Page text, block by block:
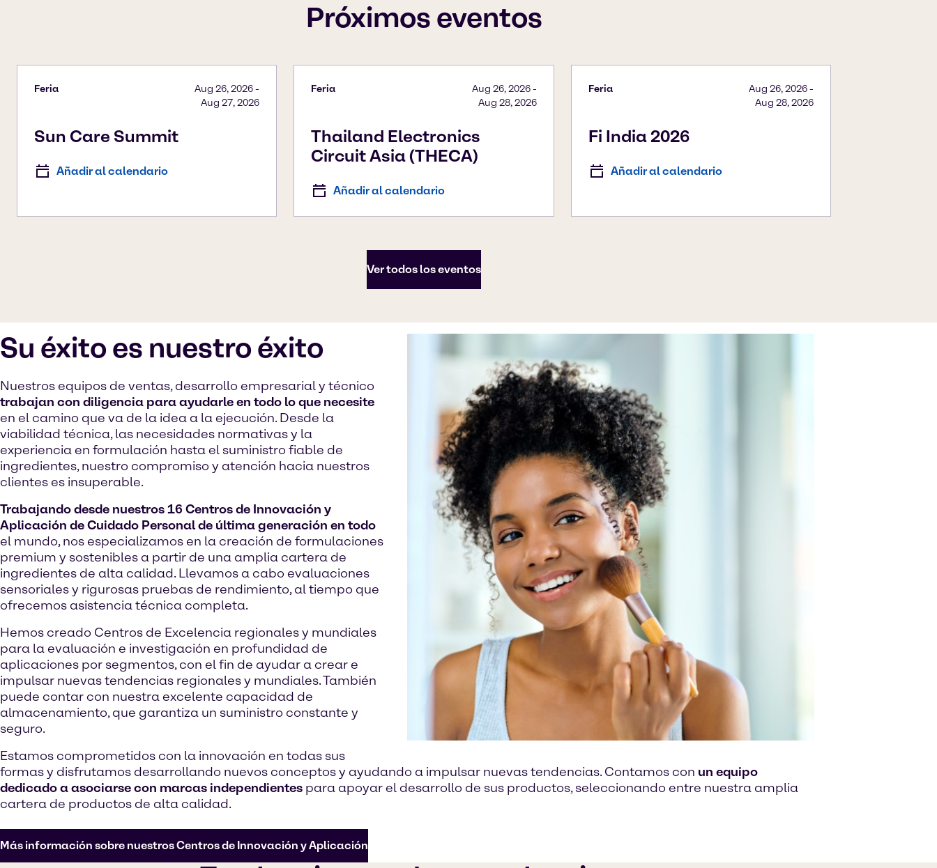
Próximos eventos
Feria
Sun Care Summit
Aug 26, 2026-
Aug 27, 2026
Añadir al calendario
Feria
Thailand Electronics
Circuit Asia (THECA)
Aug 26, 2026-
Aug 28, 2026
Añadir al calendario
Feria
Fi India 2026
Aug 26, 2026-
Aug 28, 2026
Añadir al calendario
Ver todos los eventos
Su éxito es nuestro éxito
Nuestros equipos de ventas, desarrollo empresarial y técnico
trabajan con diligencia para ayudarle en todo lo que necesite
en el camino que va de la idea a la ejecución. Desde la
viabilidad técnica, las necesidades normativas y la
experiencia en formulación hasta el suministro fiable de
ingredientes, nuestro compromiso y atención hacia nuestros
clientes es insuperable.
Trabajando desde nuestros 16 Centros de Innovación y
Aplicación de Cuidado Personal de última generación en todo
el mundo, nos especializamos en la creación de formulaciones
premium y sostenibles a partir de una amplia cartera de
ingredientes de alta calidad. Llevamos a cabo evaluaciones
sensoriales y rigurosas pruebas de rendimiento, al tiempo que
ofrecemos asistencia técnica completa.
Hemos creado Centros de Excelencia regionales y mundiales
para la evaluación e investigación en profundidad de
aplicaciones por segmentos, con el fin de ayudar a crear e
impulsar nuevas tendencias regionales y mundiales. También
puede contar con nuestra excelente capacidad de
almacenamiento, que garantiza un suministro constante y
seguro.
Estamos comprometidos con la innovación en todas sus
formas y disfrutamos desarrollando nuevos conceptos y ayudando a impulsar nuevas tendencias. Contamos con un equipo
dedicado a asociarse con marcas independientes para apoyar el desarrollo de sus productos, seleccionando entre nuestra amplia
cartera de productos de alta calidad.
Más información sobre nuestros Centros de Innovación y Aplicación